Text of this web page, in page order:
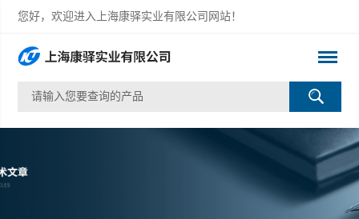
您好，欢迎进入上海康驿实业有限公司网站！